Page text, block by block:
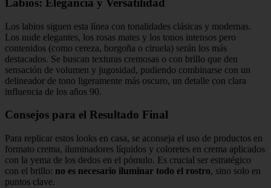
Labios: Elegancia y Versatilidad
Los labios siguen esta línea con tonalidades clásicas y modernas.
Los nude elegantes, los rosas mates y los tonos intensos pero
contenidos (como cereza, borgoña o ciruela) serán los más
destacados. Se buscan texturas cremosas o con brillo que den
sensación de volumen y jugosidad, pudiendo combinarse con un
delineador de tono ligeramente más oscuro, un detalle con clara
influencia de los años 90.
Consejos para el Resultado Final
Para replicar estos looks en casa, se aconseja el uso de productos en
formato crema, iluminadores líquidos y coloretes en crema aplicados
con la yema de los dedos en el pómulo. Es crucial ser estratégico
con el brillo: no es necesario iluminar todo el rostro, sino solo en
puntos clave.